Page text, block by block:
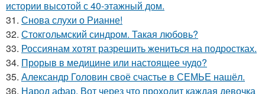
истории высотой с 40-этажный дом.
31. Снова слухи о Рианне!
32. Стокгольмский синдром. Такая любовь?
33. Россиянам хотят разрешить жениться на подростках.
34. Прорыв в медицине или настоящее чудо?
35. Александр Головин своё счастье в СЕМЬЕ нашёл.
36. Народ афар. Вот через что проходит каждая девочка